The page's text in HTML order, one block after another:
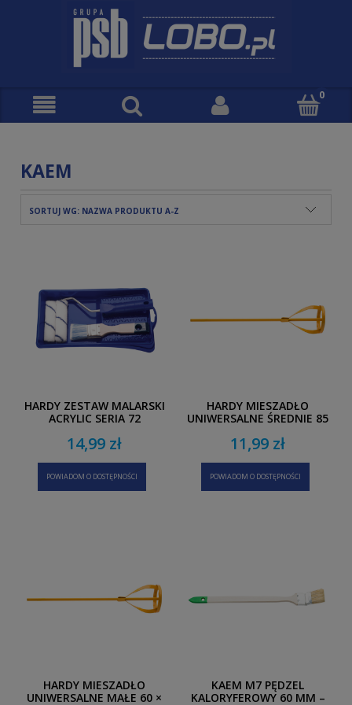
KAEM
SORTUJ WG: NAZWA PRODUKTU A-Z
HARDY ZESTAW MALARSKI
ACRYLIC SERIA 72
14,99 zł
POWIADOM O DOSTĘPNOŚCI
HARDY MIESZADŁO
UNIWERSALNE ŚREDNIE 85
11,99 zł
POWIADOM O DOSTĘPNOŚCI
HARDY MIESZADŁO
UNIWERSALNE MAŁE 60 ×
KAEM M7 PĘDZEL
KALORYFEROWY 60 MM –